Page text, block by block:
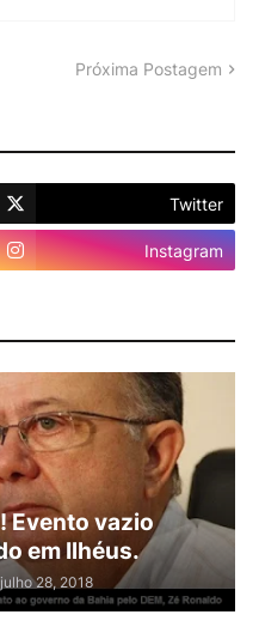
Próxima Postagem
Twitter
Instagram
Evento vazio
em Ilhéus.
julho 28, 2018